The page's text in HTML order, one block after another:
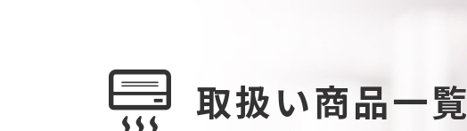
取扱い商品一覧